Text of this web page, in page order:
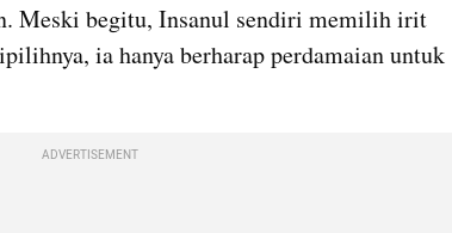
Meski begitu, Insanul sendiri memilih irit
ia hanya berharap perdamaian untuk
ADVERTISEMENT